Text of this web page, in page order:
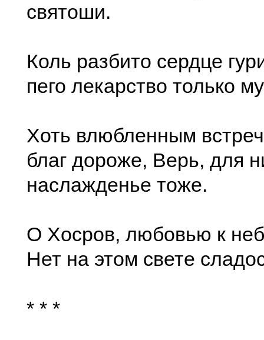
святоши.
Коль разбито сердце
пего лекарство только
Хоть влюбленным
благ дороже, Верь, для
наслажденье тоже.
О Хосров, любовью к
Нет на этом свете
* * *